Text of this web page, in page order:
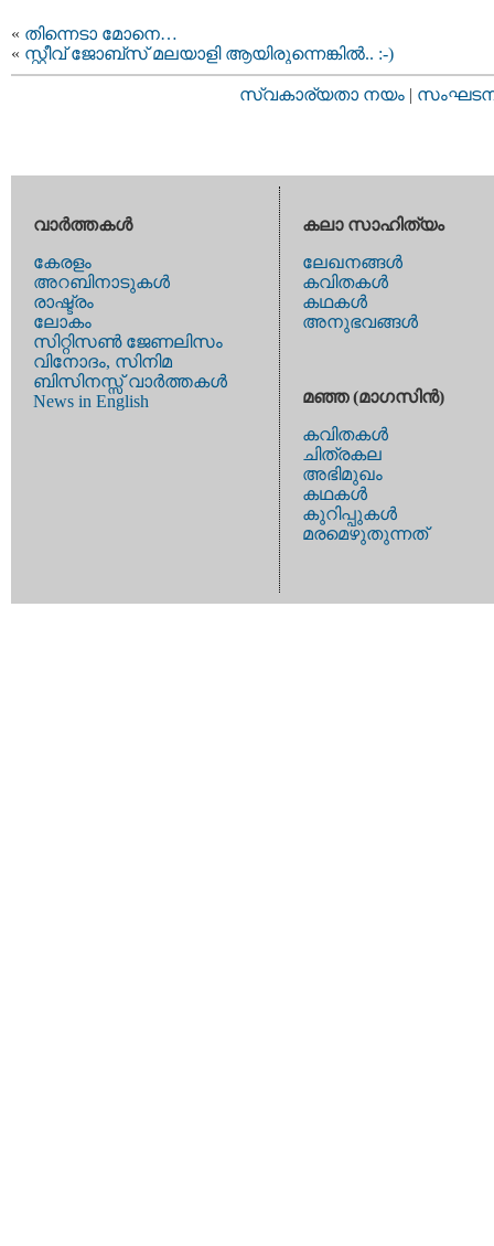
« തിന്നെടാ മോനെ…
« സ്റ്റീവ് ജോബ്സ് മലയാളി ആയിരുന്നെങ്കില്‍.. :-)
സ്വകാര്യതാ നയം |
വാര്‍ത്തകള്‍
കേരളം
അറബിനാടുകള്‍
രാഷ്ട്രം
ലോകം
സിറ്റിസണ്‍ ജേണലിസം
വിനോദം, സിനിമ
ബിസിനസ്സ് വാര്‍ത്തകള്‍
News in English
കലാ സാഹിത്യം
ലേഖനങ്ങള്‍
കവിതകള്‍
കഥകള്‍
അനുഭവങ്ങള്‍
മഞ്ഞ (മാഗസിന്‍)
കവിതകള്‍
ചിത്രകല
അഭിമുഖം
കഥകള്‍
കുറിപ്പുകള്‍
മരമെഴുതുന്നത്